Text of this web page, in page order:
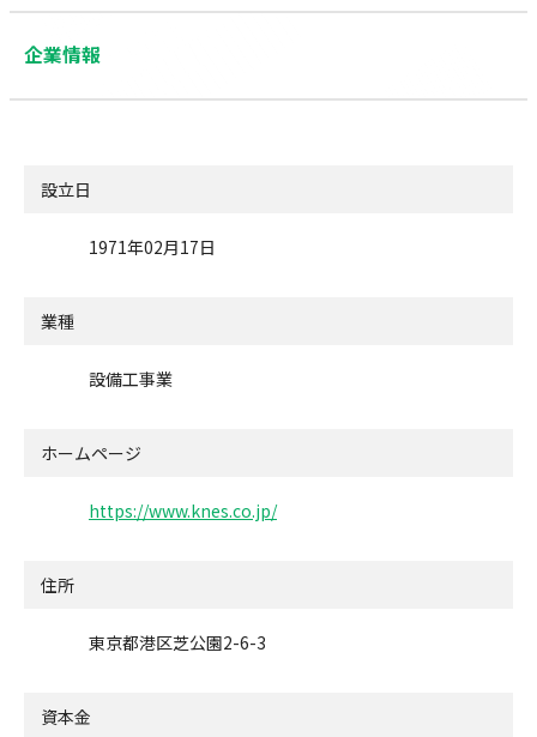
企業情報
設立日
1971年02月17日
業種
設備工事業
ホームページ
https://www.knes.co.jp/
住所
東京都港区芝公園2-6-3
資本金